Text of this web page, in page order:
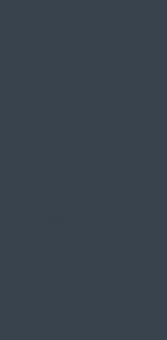
als Ressource und